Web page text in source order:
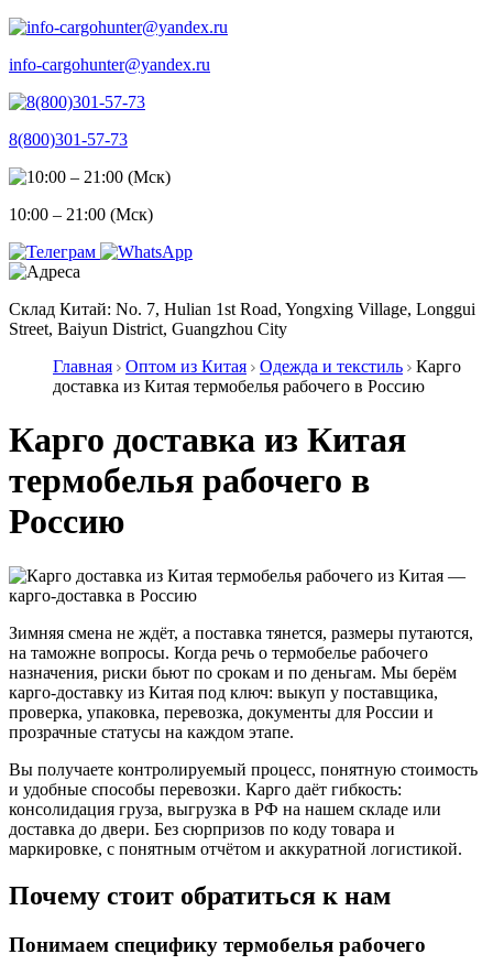
info-cargohunter@yandex.ru
8(800)301-57-73
10:00 – 21:00 (Мск)
Склад Китай: No. 7, Hulian 1st Road, Yongxing Village, Longgui
Street, Baiyun District, Guangzhou City
Главная
Оптом из Китая Одежда и текстиль
Карго
доставка из Китая термобелья рабочего в Россию
Карго доставка из Китая
термобелья рабочего в
Россию
Зимняя смена не ждёт, а поставка тянется, размеры путаются,
на таможне вопросы. Когда речь о термобелье рабочего
назначения, риски бьют по срокам и по деньгам. Мы берём
карго-доставку из Китая под ключ: выкуп у поставщика,
проверка, упаковка, перевозка, документы для России и
прозрачные статусы на каждом этапе.
Вы получаете контролируемый процесс, понятную стоимость
и удобные способы перевозки. Карго даёт гибкость:
консолидация груза, выгрузка в РФ на нашем складе или
доставка до двери. Без сюрпризов по коду товара и
маркировке, с понятным отчётом и аккуратной логистикой.
Почему стоит обратиться к нам
Понимаем специфику термобелья рабочего